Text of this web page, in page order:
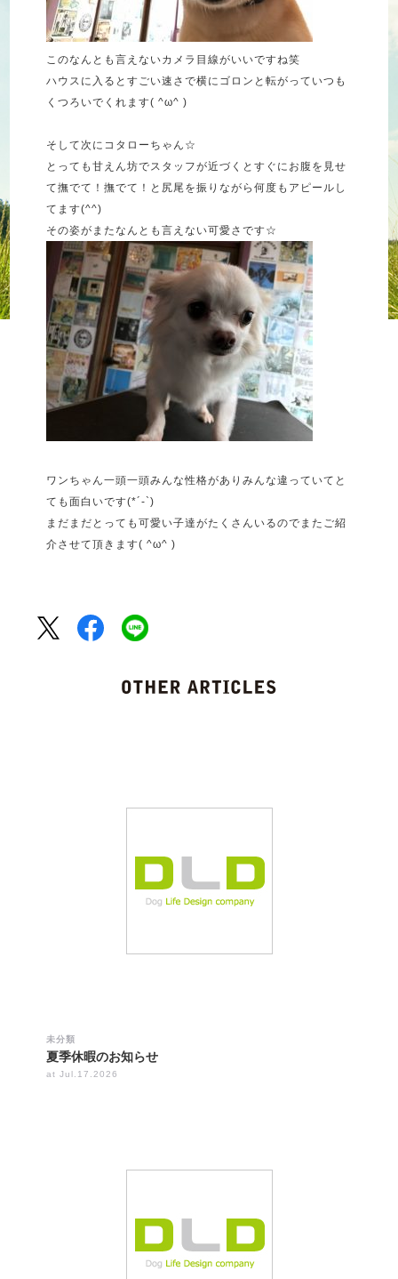
このなんとも言えないカメラ目線がいいですね笑
ハウスに入るとすごい速さで横にゴロンと転がっていつも
くつろいでくれます( ^ω^ )
そして次にコタローちゃん☆
とっても甘えん坊でスタッフが近づくとすぐにお腹を見せ
て撫でて！撫でて！と尻尾を振りながら何度もアピールし
てます(^^)
その姿がまたなんとも言えない可愛さです☆
ワンちゃん一頭一頭みんな性格がありみんな違っていてと
ても面白いです(*´-`)
まだまだとっても可愛い子達がたくさんいるのでまたご紹
介させて頂きます( ^ω^ )
未分類
夏季休暇のお知らせ
at Jul.17.2026